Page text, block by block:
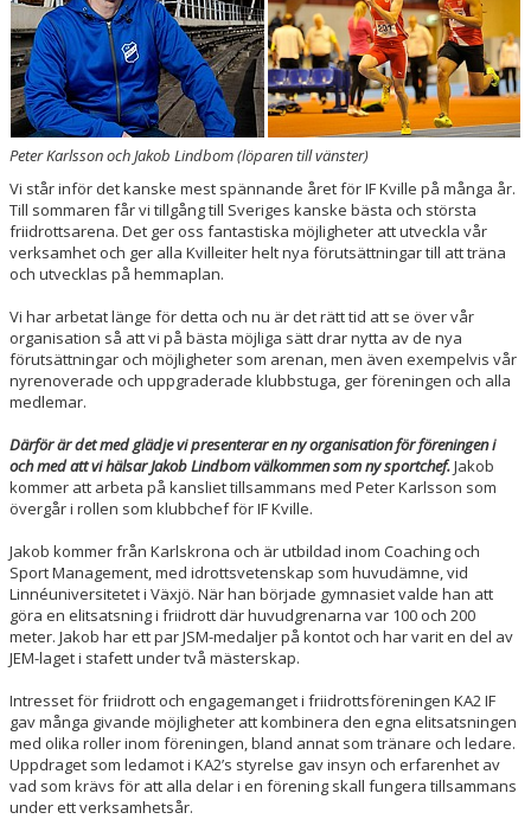
BOKNINGAR
Peter Karlsson och Jakob Lindbom (löparen till vänster)
Vi står inför det kanske mest spännande året för IF Kville på många år.
Till sommaren får vi tillgång till Sveriges kanske bästa och största
friidrottsarena. Det ger oss fantastiska möjligheter att utveckla vår
verksamhet och ger alla Kvilleiter helt nya förutsättningar till att träna
och utvecklas på hemmaplan.
Vi har arbetat länge för detta och nu är det rätt tid att se över vår
organisation så att vi på bästa möjliga sätt drar nytta av de nya
förutsättningar och möjligheter som arenan, men även exempelvis vår
nyrenoverade och uppgraderade klubbstuga, ger föreningen och alla
medlemar.
Därför är det med glädje vi presenterar en ny organisation för föreningen i
och med att vi hälsar Jakob Lindbom välkommen som ny sportchef.Jakob
kommer att arbeta på kansliet tillsammans med Peter Karlsson som
övergår i rollen som klubbchef för IF Kville.
Jakob kommer från Karlskrona och är utbildad inom Coaching och
Sport Management, med idrottsvetenskap som huvudämne, vid
Linnéuniversitetet i Växjö. När han började gymnasiet valde han att
göra en elitsatsning i friidrott där huvudgrenarna var 100 och 200
meter. Jakob har ett par JSM-medaljer på kontot och har varit en del av
JEM-laget i stafett under två mästerskap.
Intresset för friidrott och engagemanget i friidrottsföreningen KA2 IF
gav många givande möjligheter att kombinera den egna elitsatsningen
med olika roller inom föreningen, bland annat som tränare och ledare.
Uppdraget som ledamot i KA2’s styrelse gav insyn och erfarenhet av
vad som krävs för att alla delar i en förening skall fungera tillsammans
under ett verksamhetsår.